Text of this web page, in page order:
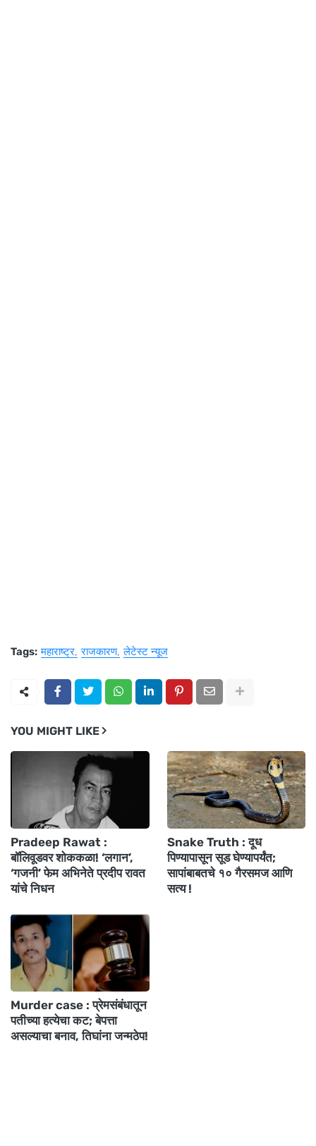
Tags: महाराष्ट्र राजकारण लेटेस्ट न्यूज
YOU MIGHT LIKE
Pradeep Rawat :
बॉलिवूडवर शोककळा! ‘लगान’,
‘गजनी’ फेम अभिनेते प्रदीप रावत
यांचे निधन
Snake Truth : दूध
पिण्यापासून सूड घेण्यापर्यंत;
सापांबाबतचे १० गैरसमज आणि
सत्य !
Murder case : प्रेमसंबंधातून
पतीच्या हत्येचा कट; बेपत्ता
असल्याचा बनाव, तिघांना जन्मठेप!